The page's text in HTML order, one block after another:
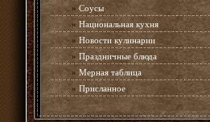
» Соусы
» Национальная кухня
» Новости кулинарии
» Праздничные блюда
» Мерная таблица
» Присланное